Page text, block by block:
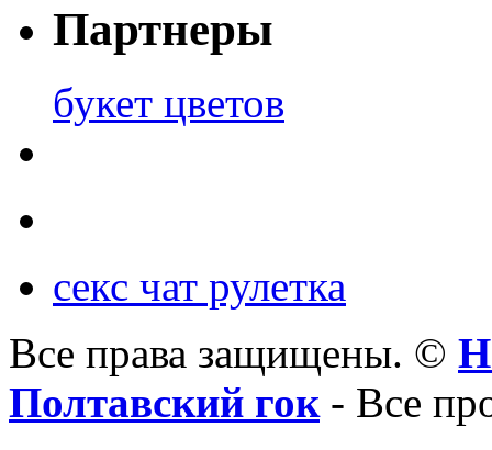
Партнеры
букет цветов
секс чат рулетка
Все права защищены. ©
Полтавский гок- Все